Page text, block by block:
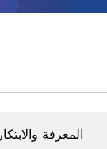
المعرفة والابتكار